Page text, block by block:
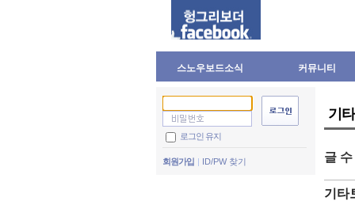
스노우보드소식 커뮤니티
로그인 유지
회원가입 ID/PW 찾기
기
글 수
기타